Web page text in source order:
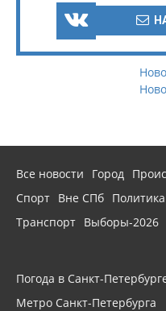
Все новости Город
Спорт Вне СПб Политика
Транспорт Выборы-2026
Погода в Санкт-
Метро Санкт-Петербурга